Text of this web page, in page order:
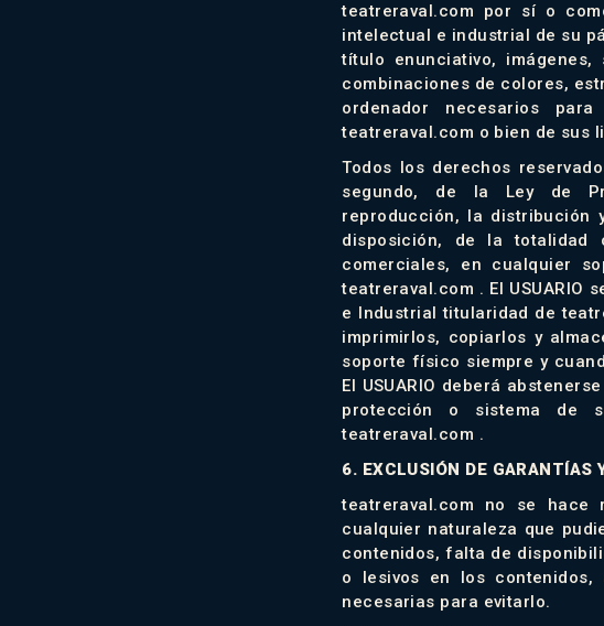
teatreraval.com por sí o
intelectual e industrial de su
título enunciativo,
combinaciones de colores,
ordenador necesarios
teatreraval.com o bien de sus
Todos los derechos
segundo, de la Ley de
reproducción, la distribución
disposición, de la
comerciales, en cualquier
teatreraval.com . El USUARIO
e Industrial titularidad de
imprimirlos, copiarlos y
soporte físico siempre y
El USUARIO deberá
protección o sistema de
teatreraval.com .
6. EXCLUSIÓN DE GARANTÍAS
teatreraval.com no se hace
cualquier naturaleza que
contenidos, falta de
o lesivos en los contenidos,
necesarias para evitarlo.